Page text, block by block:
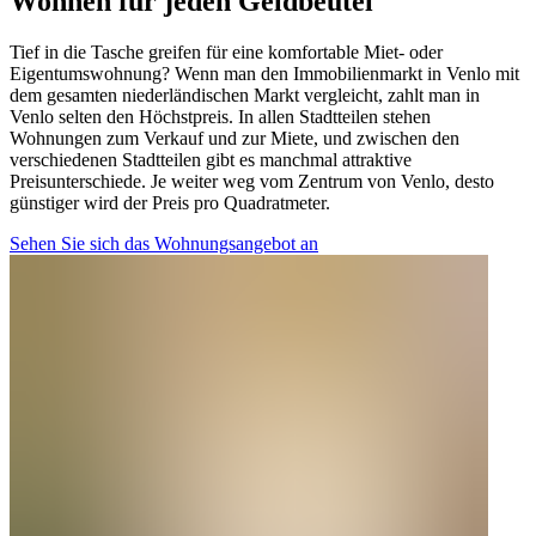
Tief in die Tasche greifen für eine komfortable Miet- oder
Eigentumswohnung? Wenn man den Immobilienmarkt in Venlo mit
dem gesamten niederländischen Markt vergleicht, zahlt man in
Venlo selten den Höchstpreis. In allen Stadtteilen stehen
Wohnungen zum Verkauf und zur Miete, und zwischen den
verschiedenen Stadtteilen gibt es manchmal attraktive
Preisunterschiede. Je weiter weg vom Zentrum von Venlo, desto
günstiger wird der Preis pro Quadratmeter.
Sehen Sie sich das Wohnungsangebot an